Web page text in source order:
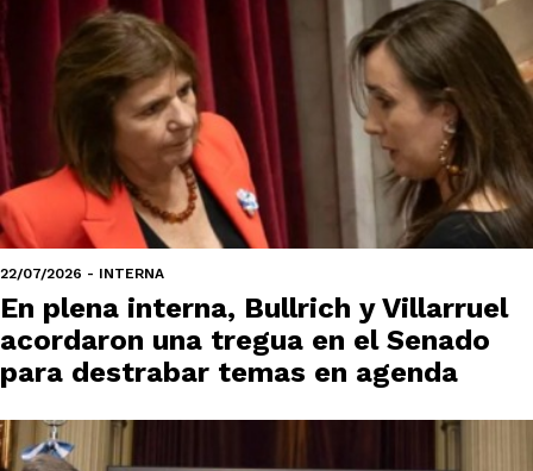
22/07/2026 - INTERNA
En plena interna, Bullrich y Villarruel
acordaron una tregua en el Senado
para destrabar temas en agenda